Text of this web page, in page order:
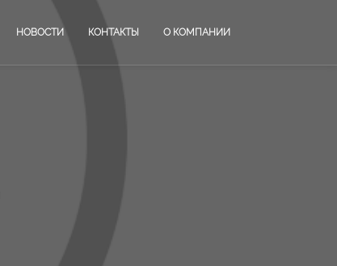
НОВОСТИ КОНТАКТЫ О КОМПАНИИ